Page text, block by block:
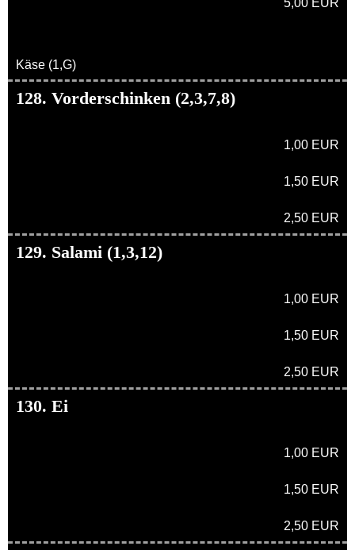
5,00 EUR
Käse (1,G)
128. Vorderschinken (2,3,7,8)
1,00 EUR
1,50 EUR
2,50 EUR
129. Salami (1,3,12)
1,00 EUR
1,50 EUR
2,50 EUR
130. Ei
1,00 EUR
1,50 EUR
2,50 EUR